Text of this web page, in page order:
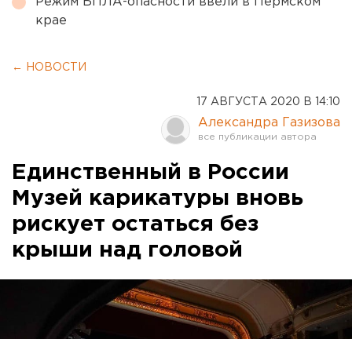
крае
← НОВОСТИ
17 АВГУСТА 2020 В 14:10
Александра Газизова
Единственный в России
Музей карикатуры вновь
рискует остаться без
крыши над головой